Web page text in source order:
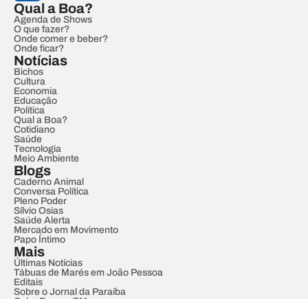
Qual a Boa?
Agenda de Shows
O que fazer?
Onde comer e beber?
Onde ficar?
Notícias
Bichos
Cultura
Economia
Educação
Política
Qual a Boa?
Cotidiano
Saúde
Tecnologia
Meio Ambiente
Blogs
Caderno Animal
Conversa Política
Pleno Poder
Sílvio Osias
Saúde Alerta
Mercado em Movimento
Papo Íntimo
Mais
Últimas Notícias
Tábuas de Marés em João Pessoa
Editais
Sobre o Jornal da Paraíba